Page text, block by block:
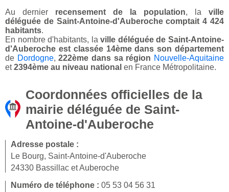
Au dernier recensement de la population, la ville
déléguée de Saint-Antoine-d'Auberoche comptait 4 424
habitants.
En nombre d'habitants, laville déléguée de Saint-Antoine-
d'Auberoche est classée 14ème dans son département
de Dordogne,222ème dans sa région Nouvelle-Aquitaine
et2394ème au niveau national en France Métropolitaine.
Coordonnées officielles de la
mairie déléguée de Saint-
Antoine-d'Auberoche
Adresse postale :
Le Bourg, Saint-Antoine-d'Auberoche
24330 Bassillac et Auberoche
Numéro de téléphone : 05 53 04 56 31